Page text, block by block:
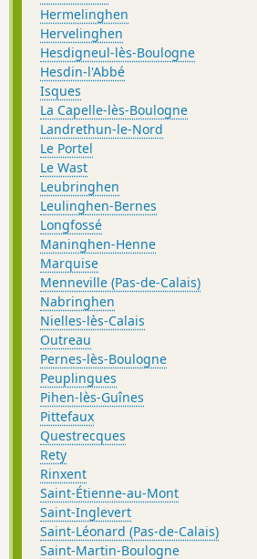
Hermelinghen
Hervelinghen
Hesdigneul-lès-Boulogne
Hesdin-l'Abbé
Isques
La Capelle-lès-Boulogne
Landrethun-le-Nord
Le Portel
Le Wast
Leubringhen
Leulinghen-Bernes
Longfossé
Maninghen-Henne
Marquise
Menneville (Pas-de-Calais)
Nabringhen
Nielles-lès-Calais
Outreau
Pernes-lès-Boulogne
Peuplingues
Pihen-lès-Guînes
Pittefaux
Questrecques
Rety
Rinxent
Saint-Étienne-au-Mont
Saint-Inglevert
Saint-Léonard (Pas-de-Calais)
Saint-Martin-Boulogne